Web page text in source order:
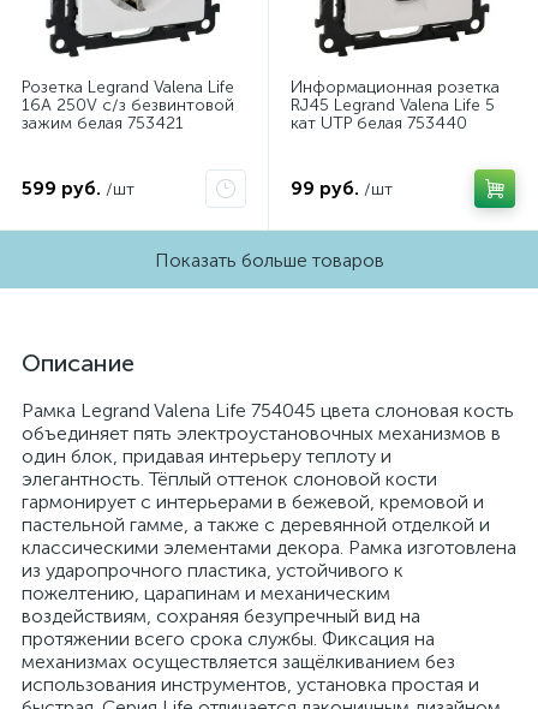
Розетка Legrand Valena Life
16A 250V с/з безвинтовой
зажим белая 753421
599 руб. /шт
Информационная розетка
RJ45 Legrand Valena Life 5
кат UTP белая 753440
99 руб. /шт
Показать больше товаров
Описание
Рамка Legrand Valena Life 754045 цвета слоновая кость
объединяет пять электроустановочных механизмов в
один блок, придавая интерьеру теплоту и
элегантность. Тёплый оттенок слоновой кости
гармонирует с интерьерами в бежевой, кремовой и
пастельной гамме, а также с деревянной отделкой и
классическими элементами декора. Рамка изготовлена
из ударопрочного пластика, устойчивого к
пожелтению, царапинам и механическим
воздействиям, сохраняя безупречный вид на
протяжении всего срока службы. Фиксация на
механизмах осуществляется защёлкиванием без
использования инструментов, установка простая и